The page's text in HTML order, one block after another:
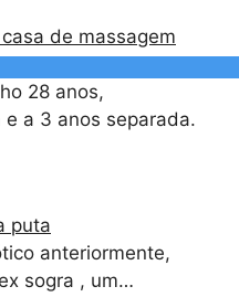
de massagem
28 anos,
a 3 anos separada.
puta
anteriormente,
sogra , um…